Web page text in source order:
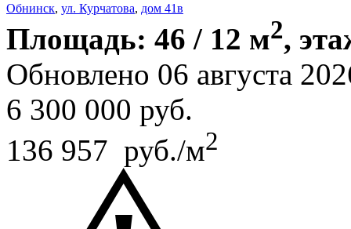
Обнинск, ул. Курчатова, дом 41в
Площадь: 46 / 12 м2,
Обновлено 06 августа
6 300 000 руб.
136 957 руб./м2